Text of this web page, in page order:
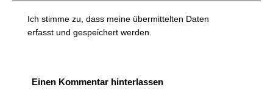
Ich stimme zu, dass meine übermittelten Daten
erfasst und gespeichert werden